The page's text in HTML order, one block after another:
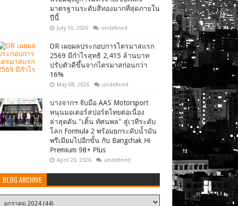
มาตรฐานระดับสีทองมากที่สุดภายใน
ปีนี้
July 10, 2026 undefined
OR เผยผลประกอบการไตรมาสแรก
2569 มีกำไรสุทธิ 2,415 ล้านบาท
ปรับตัวดีขึ้นจากไตรมาสก่อนกว่า
16%
May 08, 2026 undefined
บางจากฯ จับมือ AAS Motorsport
หนุนมอเตอร์สปอร์ตไทยต่อเนื่อง
ล่าสุดดัน "เติ้น ทัศนพล" สู่เวทีระดับ
โลก Formula 2 พร้อมยกระดับน้ำมัน
พรีเมียมไปอีกขั้น กับ Bangchak Hi
Premium 98+ Plus
April 20, 2026 undefined
BLOG ARCHIVE